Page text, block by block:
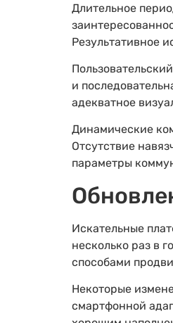
Длительное
Результативное
и
адекватное
Динамические
Отсутствие
параметры
Искательные
несколько раз в
способами
Некоторые
смартфонной